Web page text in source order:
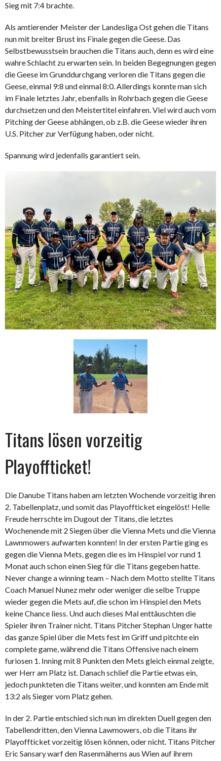
Sieg mit 7:4 brachte.
Als amtierender Meister der Landesliga Ost gehen die Titans
nun mit breiter Brust ins Finale gegen die Geese. Das
Selbstbewusstsein brauchen die Titans auch, denn es wird eine
wahre Schlacht zu erwarten sein. In beiden Begegnungen gegen
die Geese im Grunddurchgang verloren die Titans gegen die
Geese, einmal 9:8 und einmal 8:0. Allerdings konnte man sich
im Finale letztes Jahr, ebenfalls in Rohrbach gegen die Geese
durchsetzen und den Meistertitel einfahren. Viel wird auch vom
Pitching der Geese abhängen, ob z.B. die Geese wieder ihren
U.S. Pitcher zur Verfügung haben, oder nicht.
Spannung wird jedenfalls garantiert sein.
Titans lösen vorzeitig
Playoffticket!
Die Danube Titans haben am letzten Wochende vorzeitig ihren
2. Tabellenplatz, und somit das Playoffticket eingelöst! Helle
Freude herrschte im Dugout der Titans, die letztes
Wochenende mit 2 Siegen über die Vienna Mets und die Vienna
Lawnmowers aufwarten konnten! In der ersten Partie ging es
gegen die Vienna Mets, gegen die es im Hinspiel vor rund 1
Monat auch schon einen Sieg für die Titans gegeben hatte.
Never change a winning team – Nach dem Motto stellte Titans
Coach Manuel Nunez mehr oder weniger die selbe Truppe
wieder gegen die Mets auf, die schon im Hinspiel den Mets
keine Chance liess. Und auch dieses Mal enttäuschten die
Spieler ihren Trainer nicht. Titans Pitcher Stephan Unger hatte
das ganze Spiel über die Mets fest im Griff und pitchte ein
complete game, während die Titans Offensive nach einem
furiosen 1. Inning mit 8 Punkten den Mets gleich einmal zeigte,
wer Herr am Platz ist. Danach schlief die Partie etwas ein,
jedoch punkteten die Titans weiter, und konnten am Ende mit
13:2 als Sieger vom Platz gehen.
In der 2. Partie entschied sich nun im direkten Duell gegen den
Tabellendritten, den Vienna Lawmowers, ob die Titans ihr
Playoffticket vorzeitig lösen können, oder nicht. Titans Pitcher
Eric Sansary warf den Rasenmäherns aus Wien auf ihrem